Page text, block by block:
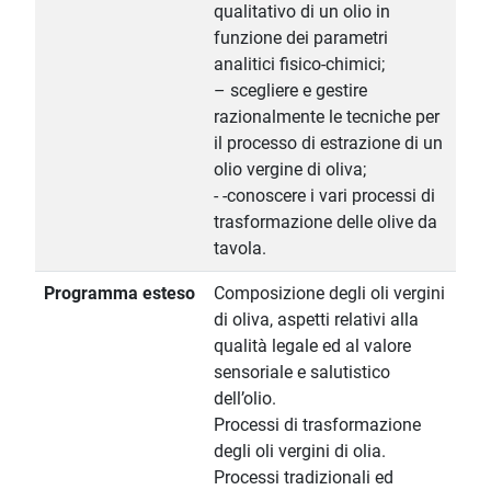
qualitativo di un olio in
funzione dei parametri
analitici fisico-chimici;
– scegliere e gestire
razionalmente le tecniche per
il processo di estrazione di un
olio vergine di oliva;
- -conoscere i vari processi di
trasformazione delle olive da
tavola.
Programma esteso
Composizione degli oli vergini
di oliva, aspetti relativi alla
qualità legale ed al valore
sensoriale e salutistico
dell’olio.
Processi di trasformazione
degli oli vergini di olia.
Processi tradizionali ed